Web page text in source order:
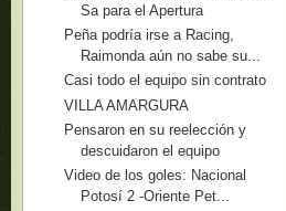
Sa para el Apertura
Peña podría irse a Racing,
Raimonda aún no sabe su...
Casi todo el equipo sin contrato
VILLA AMARGURA
Pensaron en su reelección y
descuidaron el equipo
Video de los goles: Nacional
Potosí 2 -Oriente Pet...